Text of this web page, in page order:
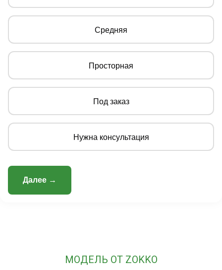
Средняя
Просторная
Под заказ
Нужна консультация
Далее →
МОДЕЛЬ ОТ ZOKKO